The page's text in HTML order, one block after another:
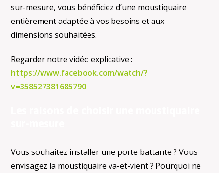
sur-mesure, vous bénéficiez d’une moustiquaire
entièrement adaptée à vos besoins et aux
dimensions souhaitées.
Regarder notre vidéo explicative :
https://www.facebook.com/watch/?
v=358527381685790
Vous souhaitez installer une porte battante ? Vous
envisagez la moustiquaire va-et-vient ? Pourquoi ne